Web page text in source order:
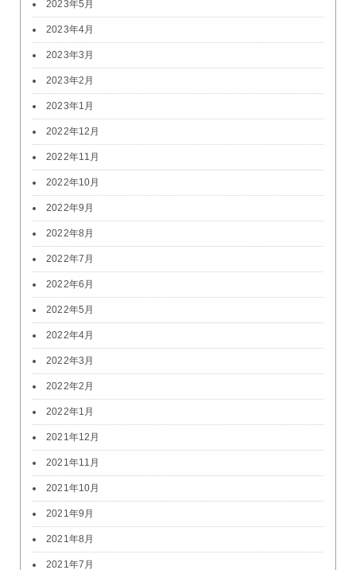
2023年5月
2023年4月
2023年3月
2023年2月
2023年1月
2022年12月
2022年11月
2022年10月
2022年9月
2022年8月
2022年7月
2022年6月
2022年5月
2022年4月
2022年3月
2022年2月
2022年1月
2021年12月
2021年11月
2021年10月
2021年9月
2021年8月
2021年7月